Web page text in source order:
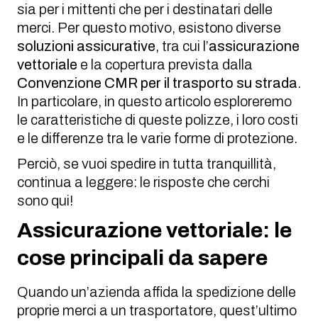
sia per i mittenti che per i destinatari delle
merci. Per questo motivo, esistono diverse
soluzioni assicurative, tra cui l’assicurazione
vettoriale e la copertura prevista dalla
Convenzione CMR per il trasporto su strada.
In particolare, in questo articolo esploreremo
le caratteristiche di queste polizze, i loro costi
e le differenze tra le varie forme di protezione.
Perciò, se vuoi spedire in tutta tranquillità,
continua a leggere: le risposte che cerchi
sono qui!
Assicurazione vettoriale: le
cose principali da sapere
Quando un’azienda affida la spedizione delle
proprie merci a un trasportatore, quest’ultimo